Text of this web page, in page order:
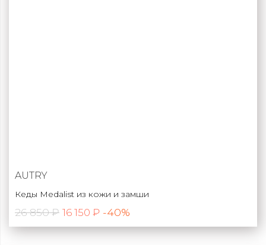
AUTRY
Кеды Medalist из кожи и замши
26 850 ₽ 16 150 ₽ -40%